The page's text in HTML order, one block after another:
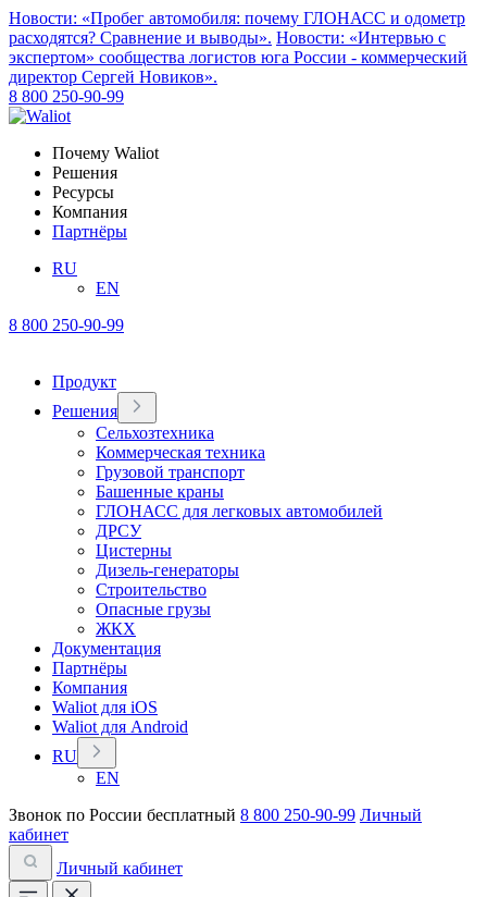
Новости: «Пробег автомобиля: почему ГЛОНАСС и одометр
расходятся? Сравнение и выводы». Новости: «Интервью с
экспертом» сообщества логистов юга России - коммерческий
директор Сергей Новиков».
8 800 250-90-99
Почему Waliot
Решения
Ресурсы
Компания
Партнёры
RU
EN
8 800 250-90-99
Продукт
Решения
Сельхозтехника
Коммерческая техника
Грузовой транспорт
Башенные краны
ГЛОНАСС для легковых автомобилей
ДРСУ
Цистерны
Дизель-генераторы
Строительство
Опасные грузы
ЖКХ
Документация
Партнёры
Компания
Waliot для iOS
Waliot для Android
RU
EN
Звонок по России бесплатный 8 800 250-90-99 Личный
кабинет
Личный кабинет